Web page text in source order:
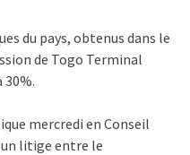
du pays, obtenus dans le
de Togo Terminal
30%.
mercredi en Conseil
litige entre le